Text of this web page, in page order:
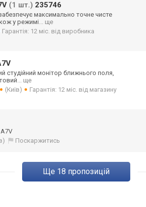
(1 шт.) 235746
максимально точне чисте
у режимі... ще
Гарантія: 12 міс. від виробника
студійний монітор ближнього поля,
... ще
(Київ)
Гарантія: 12 міс. від магазину
Поскаржитись
ще 18 пропозицій